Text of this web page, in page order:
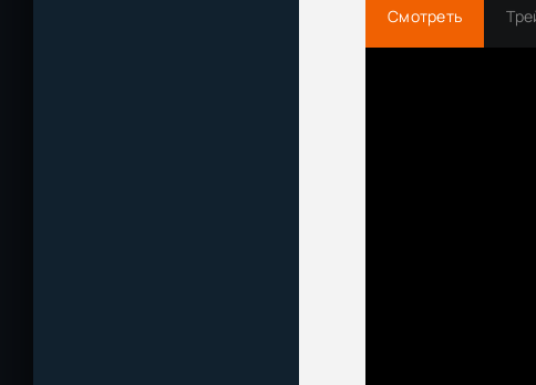
Смотреть